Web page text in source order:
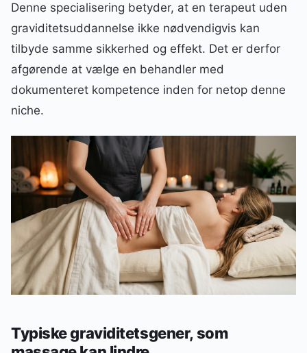
Denne specialisering betyder, at en terapeut uden
graviditetsuddannelse ikke nødvendigvis kan
tilbyde samme sikkerhed og effekt. Det er derfor
afgørende at vælge en behandler med
dokumenteret kompetence inden for netop denne
niche.
Typiske graviditetsgener, som